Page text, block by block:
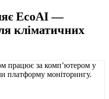
EcoAI —
кліматичних